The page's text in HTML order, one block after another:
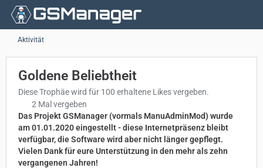
Aktivität
Goldene Beliebtheit
Diese Trophäe wird für 100 erhaltene Likes vergeben.
2 Mal vergeben
Das Projekt GSManager (vormals ManuAdminMod) wurde
am 01.01.2020 eingestellt - diese Internetpräsenz bleibt
verfügbar, die Software wird aber nicht länger gepflegt.
Vielen Dank für eure Unterstützung in den mehr als zehn
vergangenen Jahren!